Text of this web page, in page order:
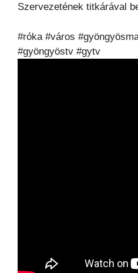
Szervezetének titkárával
#róka #város
#gyöngyöstv #gytv